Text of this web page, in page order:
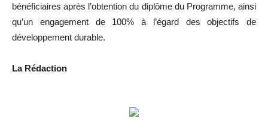
bénéficiaires après l’obtention du diplôme du Programme, ainsi
qu’un engagement de 100% à l’égard des objectifs de
développement durable.
La Rédaction